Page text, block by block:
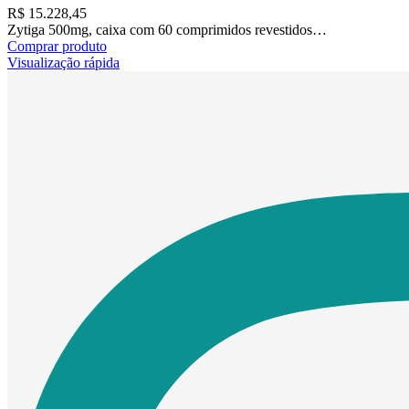
R$ 15.228,45
Zytiga 500mg, caixa com 60 comprimidos revestidos…
Comprar produto
Visualização rápida